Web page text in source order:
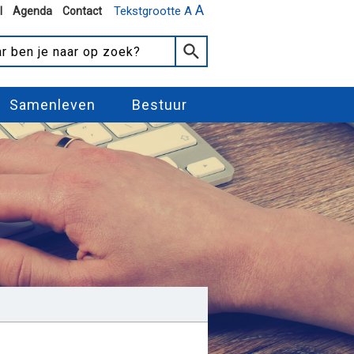
Tekstgrootte A A
Agenda Contact
Samenleven Bestuur